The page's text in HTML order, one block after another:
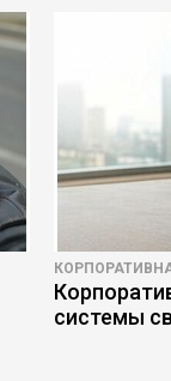
системы